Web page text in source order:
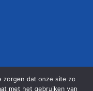
voorbehouden |
zorgen dat onze site zo
met het gebruiken van